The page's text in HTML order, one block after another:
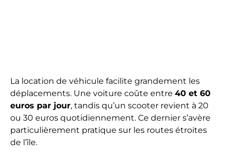
La location de véhicule facilite grandement les
déplacements. Une voiture coûte entre 40 et 60
euros par jour, tandis qu’un scooter revient à 20
ou 30 euros quotidiennement. Ce dernier s’avère
particulièrement pratique sur les routes étroites
de l’île.